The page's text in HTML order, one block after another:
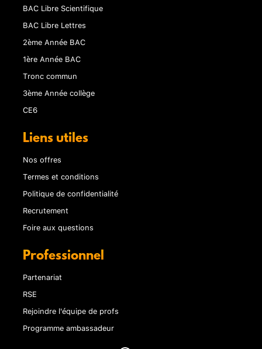
BAC Libre Scientifique
BAC Libre Lettres
2ème Année BAC
1ère Année BAC
Tronc commun
3ème Année collège
CE6
Liens utiles
Nos offres
Termes et conditions
Politique de confidentialité
Recrutement
Foire aux questions
Professionnel
Partenariat
RSE
Rejoindre l'équipe de profs
Programme ambassadeur